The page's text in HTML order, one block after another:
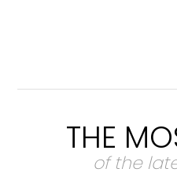
THE
of the